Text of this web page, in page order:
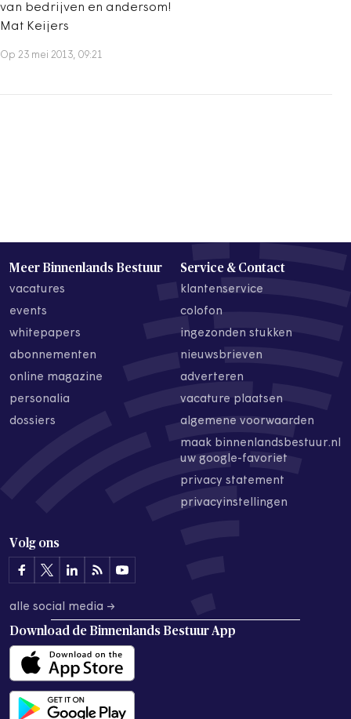
van bedrijven en andersom!
Mat Keijers
Op 23 mei 2013, 09:21
Meer Binnenlands Bestuur
vacatures
events
whitepapers
abonnementen
online magazine
personalia
dossiers
Service & Contact
klantenservice
colofon
ingezonden stukken
nieuwsbrieven
adverteren
vacature plaatsen
algemene voorwaarden
maak binnenlandsbestuur.nl
uw google-favoriet
privacy statement
privacyinstellingen
Volg ons
alle social media →
Download de Binnenlands Bestuur App